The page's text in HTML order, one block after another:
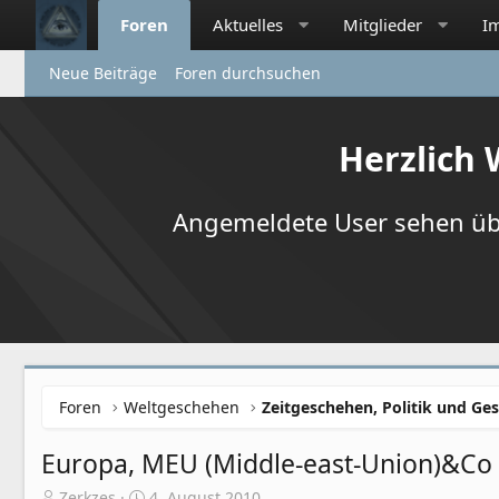
Foren Aktuelles Mitglieder
Neue Beiträge Foren durchsuchen
Herzlich
Angemeldete User sehen
Foren Weltgeschehen Zeitgeschehen, Politik und
Europa, MEU (Middle-east-Union)&Co